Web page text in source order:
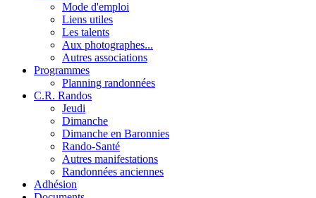
Mode d'emploi
Liens utiles
Les talents
Aux photographes...
Autres associations
Programmes
Planning randonnées
C.R. Randos
Jeudi
Dimanche
Dimanche en Baronnies
Rando-Santé
Autres manifestations
Randonnées anciennes
Adhésion